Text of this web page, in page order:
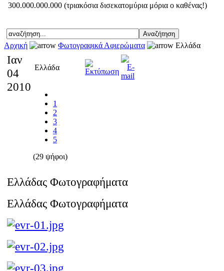
300.000.000.000 (τριακόσια δισεκατομύρια μόρια ο καθένας!)
Αρχική Φωτογραφικά Αφιερώματα Ελλάδα
Ιαν
04
2010
Ελλάδα
1
2
3
4
5
(29 ψήφοι)
Ελλάδας Φωτογραφήματα
Ελλάδας Φωτογραφήματα